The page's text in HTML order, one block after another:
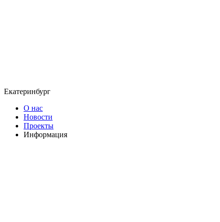
Екатеринбург
О нас
Новости
Проекты
Информация